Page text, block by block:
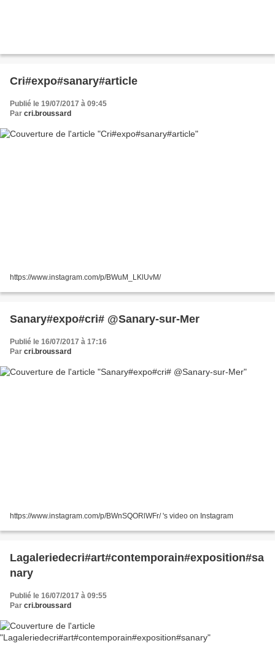
Cri#expo#sanary#article
Publié le 19/07/2017 à 09:45
Par cri.broussard
https://www.instagram.com/p/BWuM_LKlUvM/
Sanary#expo#cri# @Sanary-sur-Mer
Publié le 16/07/2017 à 17:16
Par cri.broussard
https://www.instagram.com/p/BWnSQORlWFr/ 's video on Instagram
Lagaleriedecri#art#contemporain#exposition#sa
nary
Publié le 16/07/2017 à 09:55
Par cri.broussard